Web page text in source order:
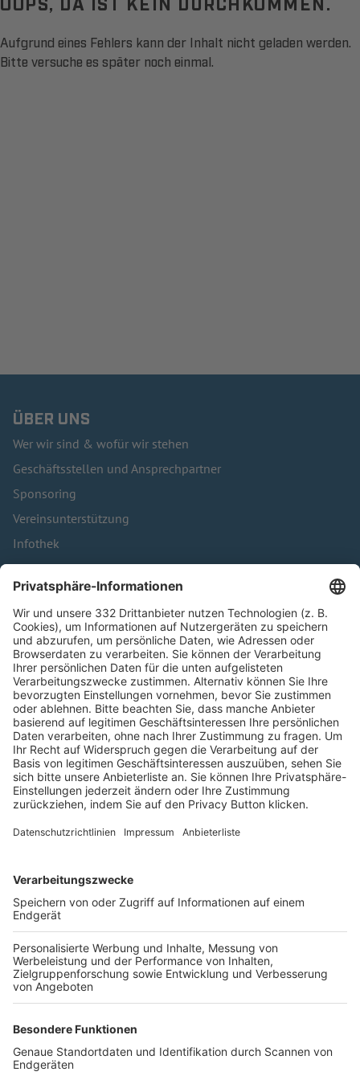
Aufgrund eines Fehlers kann der Inhalt nicht geladen werden.
Bitte versuche es später noch einmal.
ÜBER UNS
Wer wir sind & wofür wir stehen
Geschäftsstellen und Ansprechpartner
Sponsoring
Vereinsunterstützung
Infothek
Kontakt
HÄUFIG BESUCHTE SEITEN
Pässe und Vereinswechsel
Trainerausbildung
Schulungsangebot Vereinsmitarbeiter
BFV-Geschäftsstellen
Trainerbörse
Login SpielPlus
FOLGE DEM BFV
TOP-VEREINE
TOP-PARTNER